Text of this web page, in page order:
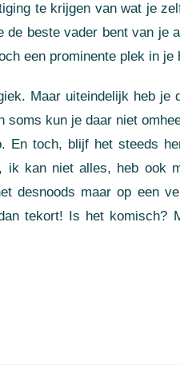
te krijgen van wat je
beste vader bent van je
een prominente plek in je
Maar uiteindelijk heb je
kun je daar niet
En toch, blijf het steeds
kan niet alles, heb ook
desnoods maar op een
tekort! Is het komisch?